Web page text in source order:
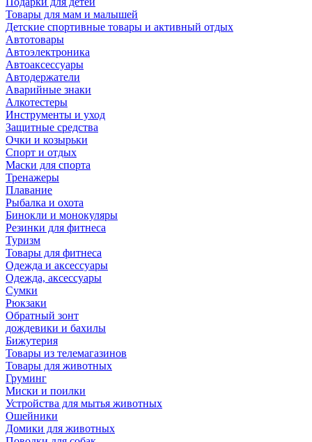
Товары для мам и малышей
Детские спортивные товары и активный отдых
Автотовары
Автоэлектроника
Автоаксессуары
Автодержатели
Аварийные знаки
Алкотестеры
Инструменты и уход
Защитные средства
Очки и козырьки
Спорт и отдых
Маски для спорта
Тренажеры
Плавание
Рыбалка и охота
Бинокли и монокуляры
Резинки для фитнеса
Туризм
Товары для фитнеса
Одежда и аксессуары
Одежда, аксессуары
Сумки
Рюкзаки
Обратный зонт
дождевики и бахилы
Бижутерия
Товары из телемагазинов
Товары для животных
Груминг
Миски и поилки
Устройства для мытья животных
Ошейники
Домики для животных